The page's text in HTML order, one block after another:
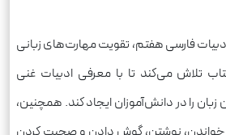
فارسی هفتم، تقویت مهارت‌های زبانی
تلاش می‌کند تا با معرفی ادبیات غنی
زبان را در دانش‌آموزان ایجاد کند. همچنین،